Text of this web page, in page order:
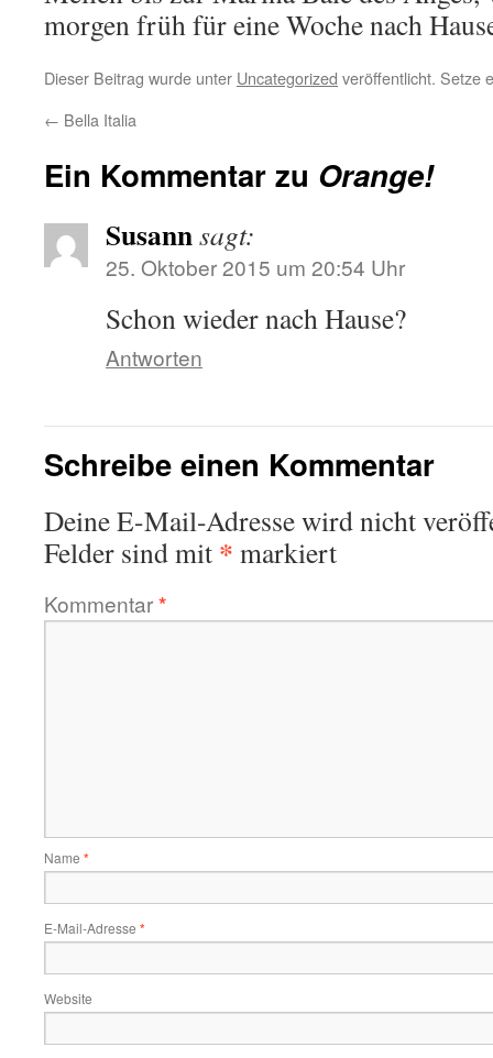
morgen früh für eine Woche nach
Dieser Beitrag wurde unter Uncategorized veröffentlicht. Setze
← Bella Italia
Ein Kommentar zu Orange!
Susannsagt:
25. Oktober 2015 um 20:54 Uhr
Schon wieder nach Hause?
Antworten
Schreibe einen Kommentar
Deine E-Mail-Adresse wird nicht
Felder sind mit * markiert
Kommentar*
Name *
E-Mail-Adresse *
Website